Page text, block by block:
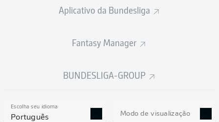
Aplicativo da Bundesliga
Fantasy Manager
BUNDESLIGA-GROUP
Escolha seu idioma
Português Modo de visualização
ESTATÍSTICAS DA
TEMPORADA 2024/2025